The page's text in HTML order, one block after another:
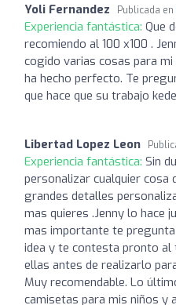
Yoli Fernandez Publicada en
Experiencia fantástica: Que
recomiendo al 100 x100 .
cogido varias cosas para
ha hecho perfecto. Te
que hace que su trabajo
Libertad Lopez Leon
Experiencia fantástica: Sin
personalizar cualquier cosa
grandes detalles
mas quieres .Jenny lo hace
mas importante te
idea y te contesta pronto
ellas antes de realizarlo
Muy recomendable. Lo
camisetas para mis niños y